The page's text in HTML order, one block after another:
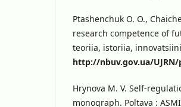
Ptashenchuk O. O.,
research competence of
teoriia, istoriia, innovatsiini
http://nbuv.gov.ua/UJRN/
Hrynova M. V. Self-
monograph. Poltava :